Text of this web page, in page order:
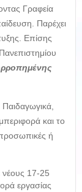
Γραφεία
Παρέχει
Επίσης
και το
ή
νέους 17-25
εργασίας